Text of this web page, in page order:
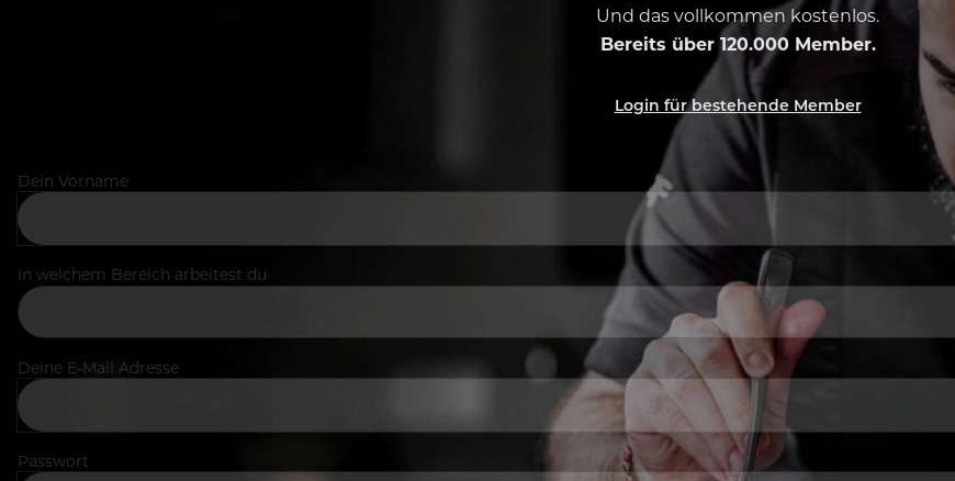
Und das vollkommen kostenlos.
Bereits über 120.000 Member.
Login für bestehende Member
Dein Vorname
In welchem Bereich arbeitest du
Deine E-Mail Adresse
Passwort